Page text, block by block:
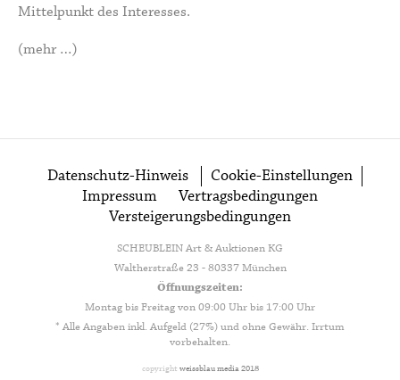
Mittelpunkt des Interesses.
(mehr …)
Datenschutz-Hinweis
Cookie-Einstellungen
Impressum
Vertragsbedingungen
Versteigerungsbedingungen
SCHEUBLEIN Art & Auktionen KG
Waltherstraße 23 - 80337 München
Öffnungszeiten:
Montag bis Freitag von 09:00 Uhr bis 17:00 Uhr
* Alle Angaben inkl. Aufgeld (27%) und ohne Gewähr. Irrtum
vorbehalten.
copyright weissblau media 2018